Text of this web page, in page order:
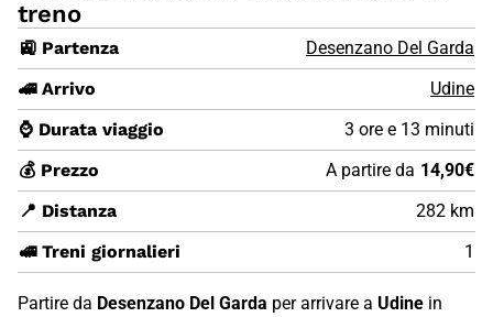
treno
🚉 Partenza
Desenzano Del Garda
🚄 Arrivo
Udine
⌚ Durata viaggio
3 ore e 13 minuti
💰 Prezzo
A partire da 14,90€
📍 Distanza
282 km
🚅 Treni giornalieri
1
Partire da Desenzano Del Garda per arrivare a Udine in